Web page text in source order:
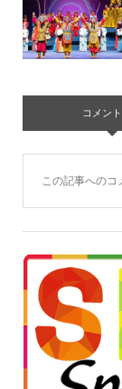
コメン
この記事へのコ